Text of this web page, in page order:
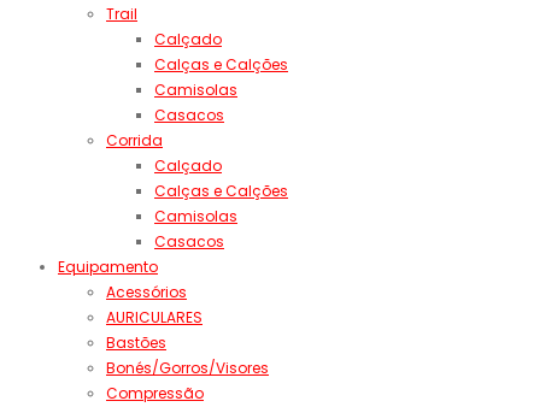
Trail
Calçado
Calças e Calções
Camisolas
Casacos
Corrida
Calçado
Calças e Calções
Camisolas
Casacos
Equipamento
Acessórios
AURICULARES
Bastões
Bonés/Gorros/Visores
Compressão